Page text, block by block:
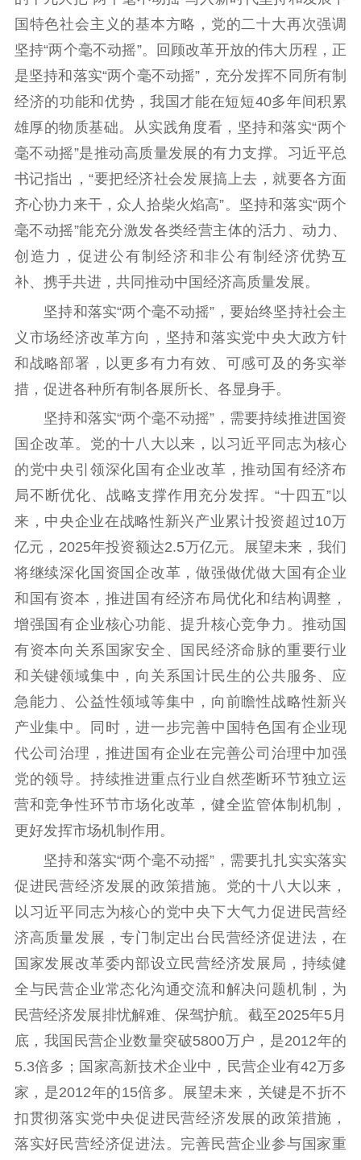
国特色社会主义的基本方略，党的二十大再次强调
坚持“两个毫不动摇”。回顾改革开放的伟大历程，正
是坚持和落实“两个毫不动摇”，充分发挥不同所有制
经济的功能和优势，我国才能在短短40多年间积累
雄厚的物质基础。从实践角度看，坚持和落实“两个
毫不动摇”是推动高质量发展的有力支撑。习近平总
书记指出，“要把经济社会发展搞上去，就要各方面
齐心协力来干，众人拾柴火焰高”。坚持和落实“两个
毫不动摇”能充分激发各类经营主体的活力、动力、
创造力，促进公有制经济和非公有制经济优势互
补、携手共进，共同推动中国经济高质量发展。
坚持和落实“两个毫不动摇”，要始终坚持社会主
义市场经济改革方向，坚持和落实党中央大政方针
和战略部署，以更多有力有效、可感可及的务实举
措，促进各种所有制各展所长、各显身手。
坚持和落实“两个毫不动摇”，需要持续推进国资
国企改革。党的十八大以来，以习近平同志为核心
的党中央引领深化国有企业改革，推动国有经济布
局不断优化、战略支撑作用充分发挥。“十四五”以
来，中央企业在战略性新兴产业累计投资超过10万
亿元，2025年投资额达2.5万亿元。展望未来，我们
将继续深化国资国企改革，做强做优做大国有企业
和国有资本，推进国有经济布局优化和结构调整，
增强国有企业核心功能、提升核心竞争力。推动国
有资本向关系国家安全、国民经济命脉的重要行业
和关键领域集中，向关系国计民生的公共服务、应
急能力、公益性领域等集中，向前瞻性战略性新兴
产业集中。同时，进一步完善中国特色国有企业现
代公司治理，推进国有企业在完善公司治理中加强
党的领导。持续推进重点行业自然垄断环节独立运
营和竞争性环节市场化改革，健全监管体制机制，
更好发挥市场机制作用。
坚持和落实“两个毫不动摇”，需要扎扎实实落实
促进民营经济发展的政策措施。党的十八大以来，
以习近平同志为核心的党中央下大气力促进民营经
济高质量发展，专门制定出台民营经济促进法，在
国家发展改革委内部设立民营经济发展局，持续健
全与民营企业常态化沟通交流和解决问题机制，为
民营经济发展排忧解难、保驾护航。截至2025年5月
底，我国民营企业数量突破5800万户，是2012年的
5.3倍多；国家高新技术企业中，民营企业有42万多
家，是2012年的15倍多。展望未来，关键是不折不
扣贯彻落实党中央促进民营经济发展的政策措施，
落实好民营经济促进法。完善民营企业参与国家重